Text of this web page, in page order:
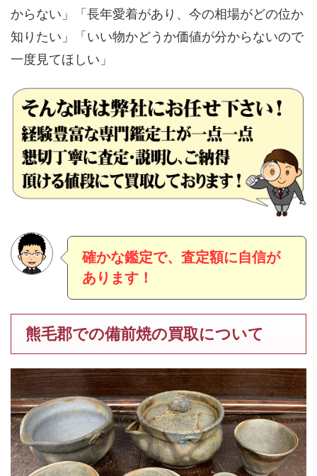
からない」「長年愛着があり、今の相場がどの位か
知りたい」「いい物かどうか価値が分からないので
一度見てほしい」
確かな鑑定で、査定額に自信が
あります！
熊毛郡での備前焼の買取について